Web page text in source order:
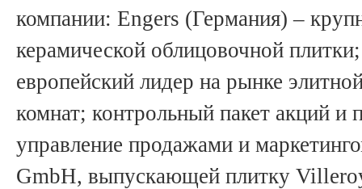
компании: Engers (Германия) –
керамической облицовочной
европейский лидер на рынке
комнат; контрольный пакет акций и
управление продажами и
GmbH, выпускающей плитку